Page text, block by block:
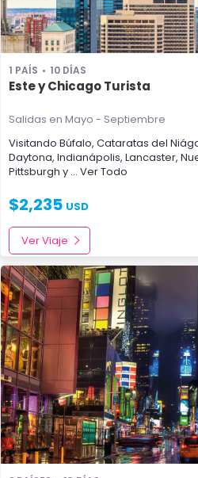
1 PAÍS 10 DÍAS
Este y Chicago Turista
Salidas en Mayo - Septiembre
Visitando Búfalo, Cataratas del
Daytona, Indianápolis, Lancaster,
Pittsburgh y ... Ver Todo
$2,235 USD
Ver Viaje